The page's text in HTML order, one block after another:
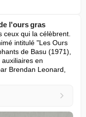
l'ours gras
qui la célèbrent.
intitulé "Les Ours
de Basu (1971),
en
Brendan Leonard,